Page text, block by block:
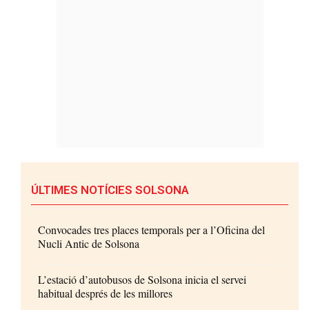
ÚLTIMES NOTÍCIES SOLSONA
Convocades tres places temporals per a l’Oficina del
Nucli Antic de Solsona
L’estació d’autobusos de Solsona inicia el servei
habitual després de les millores